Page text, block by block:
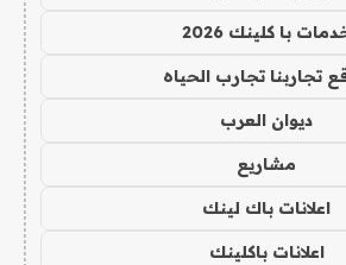
با كلينك 2026
تجاربنا تجارب الحياه
ديوان العرب
مشاريع
اعلانات باك لينك
اعلانات باكلينك